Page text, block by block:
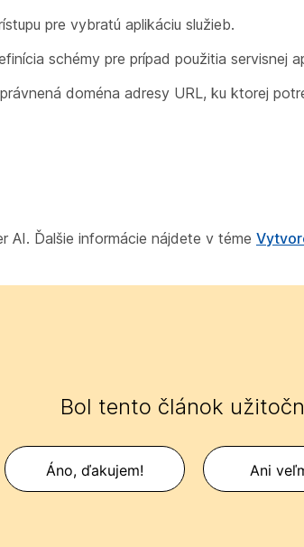
pre vybratú aplikáciu služieb.
schémy pre prípad použitia servisnej
doména adresy URL, ku ktorej
Ďalšie informácie nájdete v téme
Bol tento článok
Áno, ďakujem! Ani